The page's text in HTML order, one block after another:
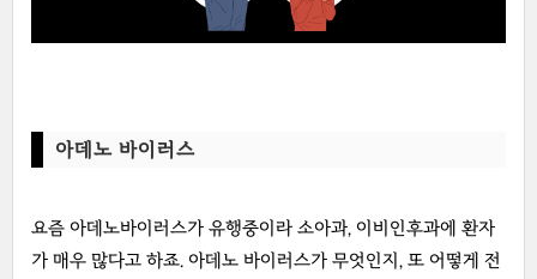
아데노 바이러스
요즘 아데노바이러스가 유행중이라 소아과, 이비인후과에 환자
가 매우 많다고 하죠. 아데노 바이러스가 무엇인지, 또 어떻게 전